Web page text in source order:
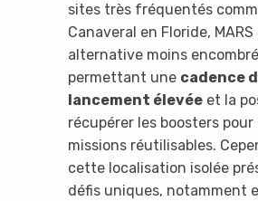
sites très fréquentés
Canaveral en Floride,
alternative moins
permettant une cadence
lancement élevéeet la
récupérer les boosters pour
missions réutilisables.
cette localisation isolée
défis uniques, notamment